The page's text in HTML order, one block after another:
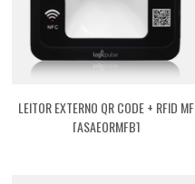
LEITOR EXTERNO QR CODE + RFID MF
[ASAEQRMFB]